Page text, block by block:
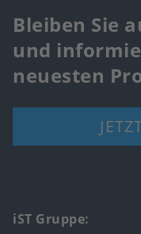
Bleiben Sie
und
neuesten
Footer
iST Gruppe: